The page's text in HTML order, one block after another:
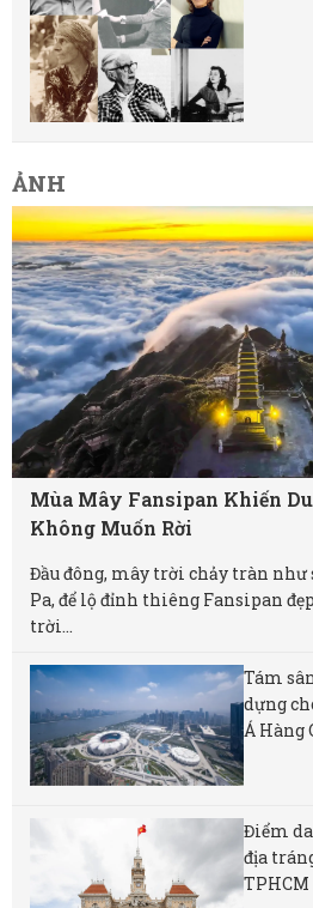
ẢNH
Mùa Mây Fansipan Khiến
Không Muốn Rời
Đầu đông, mây trời chảy tràn như
Pa, để lộ đỉnh thiêng Fansipan
trời...
Tám
dựng
Á Hàng
Điểm
địa
TPHCM